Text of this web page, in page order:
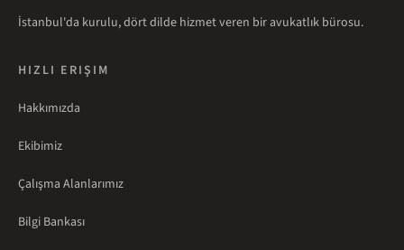
İstanbul'da kurulu, dört dilde hizmet veren bir avukatlık bürosu.
HIZLI ERIŞIM
Hakkımızda
Ekibimiz
Çalışma Alanlarımız
Bilgi Bankası